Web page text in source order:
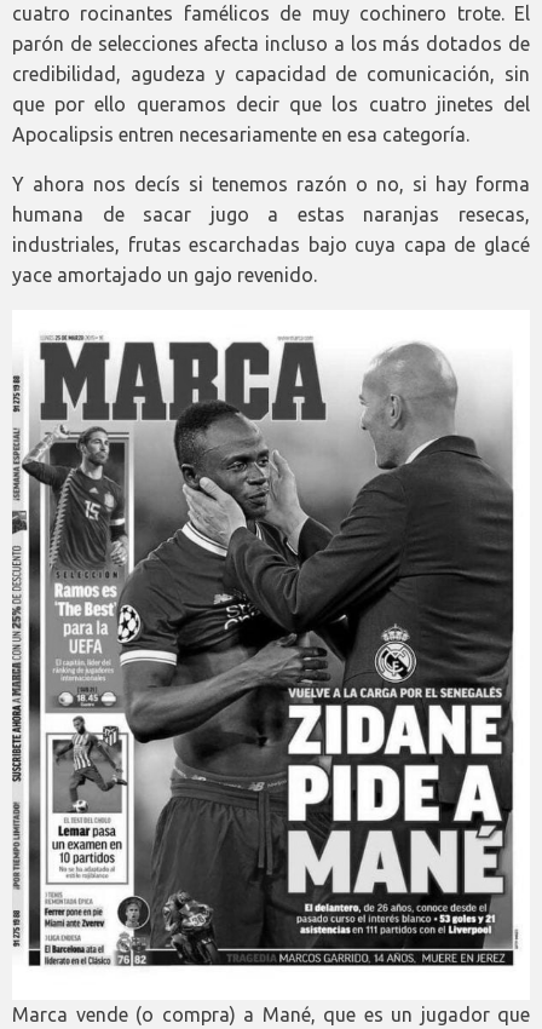
cuatro rocinantes famélicos de muy cochinero trote. El
parón de selecciones afecta incluso a los más dotados de
credibilidad, agudeza y capacidad de comunicación, sin
que por ello queramos decir que los cuatro jinetes del
Apocalipsis entren necesariamente en esa categoría.
Y ahora nos decís si tenemos razón o no, si hay forma
humana de sacar jugo a estas naranjas resecas,
industriales, frutas escarchadas bajo cuya capa de glacé
yace amortajado un gajo revenido.
Marca vende (o compra) a Mané, que es un jugador que